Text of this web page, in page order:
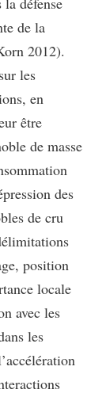
de la
2012).
les
en
être
de masse
des
de cru
position
locale
avec les
les